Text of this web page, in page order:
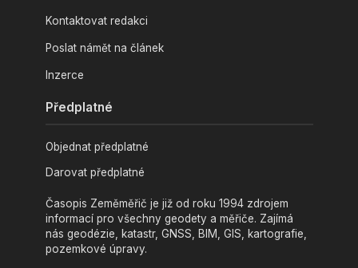
Kontaktovat redakci
Poslat námět na článek
Inzerce
Předplatné
Objednat předplatné
Darovat předplatné
Časopis Zeměměřič je již od roku 1994 zdrojem
informací pro všechny geodety a měřiče. Zajímá
nás geodézie, katastr, GNSS, BIM, GIS, kartografie,
pozemkové úpravy.